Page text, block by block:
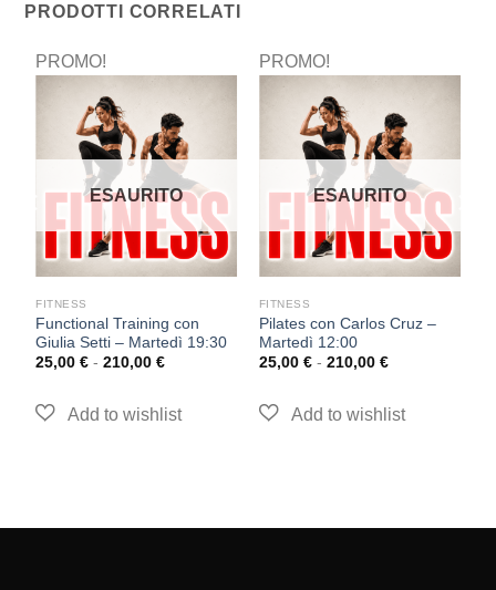
PRODOTTI CORRELATI
PROMO!
ESAURITO
FITNESS
Functional Training con
Giulia Setti – Martedì 19:30
25,00€ - 210,00€
PROMO!
ESAURITO
FITNESS
Pilates con Carlos Cruz –
Martedì 12:00
25,00 € - 210,00 €